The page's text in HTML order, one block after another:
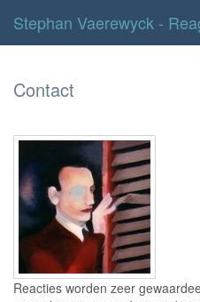
Stephan Vaerewyck -
Contact
Reacties worden zeer